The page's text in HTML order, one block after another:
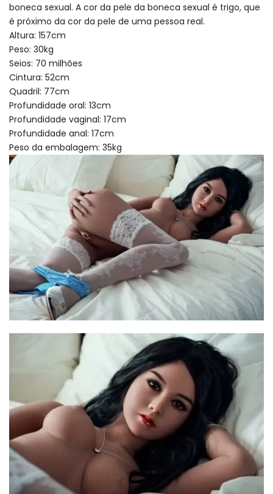
boneca sexual. A cor da pele da boneca sexual é trigo, que
é próximo da cor da pele de uma pessoa real.
Altura: 157cm
Peso: 30kg
Seios: 70 milhões
Cintura: 52cm
Quadril: 77cm
Profundidade oral: 13cm
Profundidade vaginal: 17cm
Profundidade anal: 17cm
Peso da embalagem: 35kg